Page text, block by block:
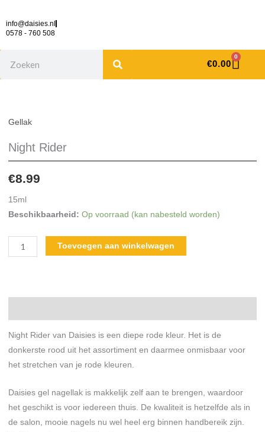
naar
de
inhoud
info@daisies.nl
0578 - 760 508
€0.00
0
Cart
Gellak
Night Rider
€8.99
15ml
Beschikbaarheid: Op voorraad (kan nabesteld worden)
Toevoegen aan winkelwagen
Night Rider van Daisies is een diepe rode kleur. Het is de
donkerste rood uit het assortiment en daarmee onmisbaar voor
het stretchen van je rode kleuren.
Daisies gel nagellak is makkelijk zelf aan te brengen, waardoor
het geschikt is voor iedereen thuis. De kwaliteit is hetzelfde als in
de salon, mooie nagels nu wel heel erg binnen handbereik zijn.